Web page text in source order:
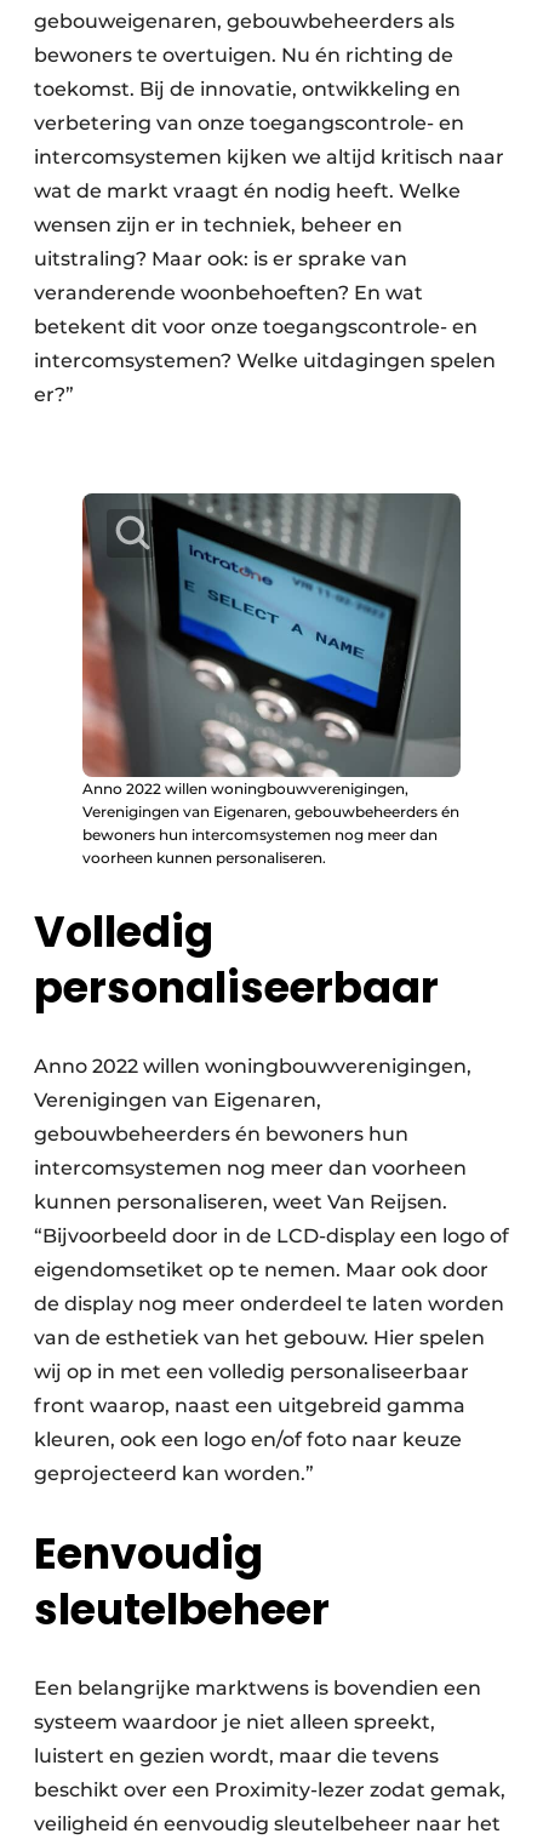
gebouweigenaren, gebouwbeheerders als
bewoners te overtuigen. Nu én richting de
toekomst. Bij de innovatie, ontwikkeling en
verbetering van onze toegangscontrole- en
intercomsystemen kijken we altijd kritisch naar
wat de markt vraagt én nodig heeft. Welke
wensen zijn er in techniek, beheer en
uitstraling? Maar ook: is er sprake van
veranderende woonbehoeften? En wat
betekent dit voor onze toegangscontrole- en
intercomsystemen? Welke uitdagingen spelen
er?”
Anno 2022 willen woningbouwverenigingen,
Verenigingen van Eigenaren, gebouwbeheerders én
bewoners hun intercomsystemen nog meer dan
voorheen kunnen personaliseren.
Volledig
personaliseerbaar
Anno 2022 willen woningbouwverenigingen,
Verenigingen van Eigenaren,
gebouwbeheerders én bewoners hun
intercomsystemen nog meer dan voorheen
kunnen personaliseren, weet Van Reijsen.
“Bijvoorbeeld door in de LCD-display een logo of
eigendomsetiket op te nemen. Maar ook door
de display nog meer onderdeel te laten worden
van de esthetiek van het gebouw. Hier spelen
wij op in met een volledig personaliseerbaar
front waarop, naast een uitgebreid gamma
kleuren, ook een logo en/of foto naar keuze
geprojecteerd kan worden.”
Eenvoudig
sleutelbeheer
Een belangrijke marktwens is bovendien een
systeem waardoor je niet alleen spreekt,
luistert en gezien wordt, maar die tevens
beschikt over een Proximity-lezer zodat gemak,
veiligheid én eenvoudig sleutelbeheer naar het